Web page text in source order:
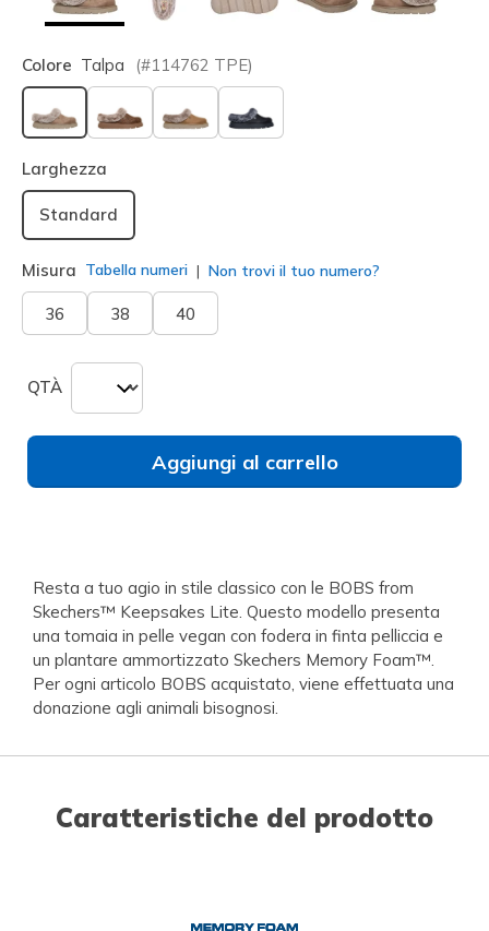
Colore Talpa (#114762 TPE)
selezionato
Larghezza
Standard
Misura Tabella numeri Non trovi il tuo numero?
36 38 40
QTÀ
Aggiungi al carrello
Resta a tuo agio in stile classico con le BOBS from
Skechers™ Keepsakes Lite. Questo modello presenta
una tomaia in pelle vegan con fodera in finta pelliccia e
un plantare ammortizzato Skechers Memory Foam™.
Per ogni articolo BOBS acquistato, viene effettuata una
donazione agli animali bisognosi.
Caratteristiche del prodotto